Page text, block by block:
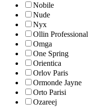
Nobile
Nude
Nyx
Ollin Professional
Omga
One Spring
Orientica
Orlov Paris
Ormonde Jayne
Orto Parisi
Ozareej